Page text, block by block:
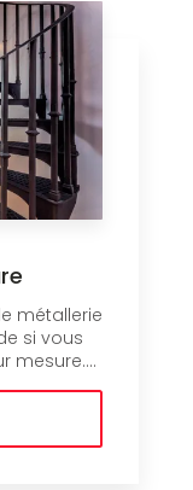
métallerie
si vous
mesure....